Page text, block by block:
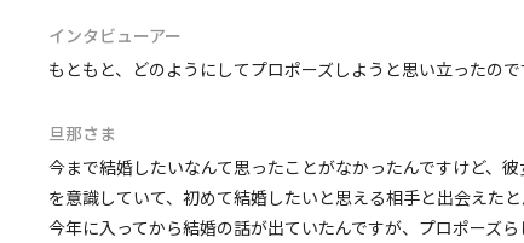
インタビューアー
もともと、どのようにしてプロポーズしようと思い立ったので
旦那さま
今まで結婚したいなんて思ったことがなかったんですけど、
を意識していて、初めて結婚したいと思える相手と出会えたと
今年に入ってから結婚の話が出ていたんですが、プロポーズ